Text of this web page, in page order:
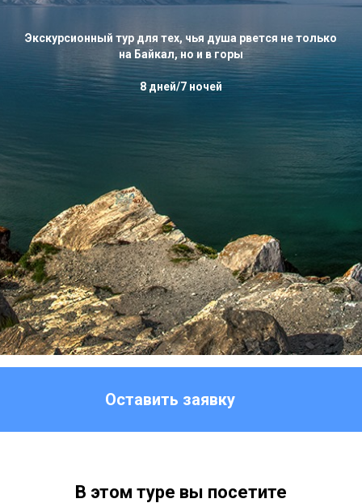
Экскурсионный тур для тех, чья душа рвется не только
на Байкал, но и в горы
8 дней/7 ночей
Оставить заявку
В этом туре вы посетите